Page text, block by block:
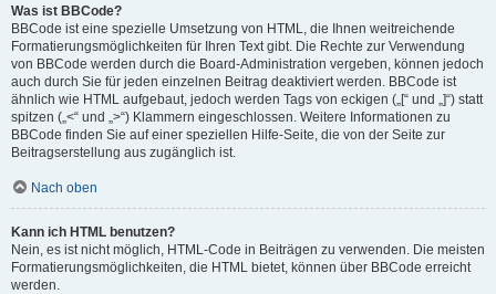
Was ist BBCode?
BBCode ist eine spezielle Umsetzung von HTML, die Ihnen weitreichende
Formatierungsmöglichkeiten für Ihren Text gibt. Die Rechte zur Verwendung
von BBCode werden durch die Board-Administration vergeben, können jedoch
auch durch Sie für jeden einzelnen Beitrag deaktiviert werden. BBCode ist
ähnlich wie HTML aufgebaut, jedoch werden Tags von eckigen („[“ und „]“) statt
spitzen („<“ und „>“) Klammern eingeschlossen. Weitere Informationen zu
BBCode finden Sie auf einer speziellen Hilfe-Seite, die von der Seite zur
Beitragserstellung aus zugänglich ist.
Nach oben
Kann ich HTML benutzen?
Nein, es ist nicht möglich, HTML-Code in Beiträgen zu verwenden. Die meisten
Formatierungsmöglichkeiten, die HTML bietet, können über BBCode erreicht
werden.